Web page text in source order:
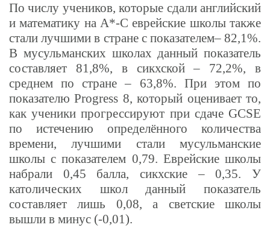
По числу учеников, которые сдали английский
и математику на A*-Cеврейские школы также
стали лучшими в стране с показателем– 82,1%.
В мусульманских школах данный показатель
составляет 81,8%, в сикхской – 72,2%,в
среднем по стране – 63,8%. При этом по
показателю Progress 8, который оценивает то,
как ученики прогрессируют при сдаче GCSE
по истечению определённого количества
времени, лучшими стали мусульманские
школы с показателем 0,79. Еврейские школы
набрали 0,45 балла, сикхские – 0,35. У
католических школ данный показатель
составляет лишь 0,08, а светские школы
вышли в минус (-0,01).